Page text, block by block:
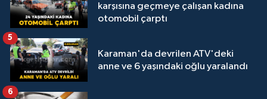
karşısına geçmeye çalışan kadına
otomobil çarptı
Karaman'da devrilen ATV'deki
anne ve 6 yaşındaki oğlu yaralandı
5
6